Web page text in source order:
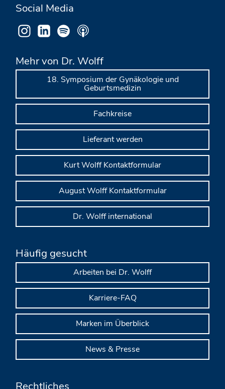
Social Media
Mehr von Dr. Wolff
18. Symposium der Gynäkologie und
Geburtsmedizin
Fachkreise
Lieferant werden
Kurt Wolff Kontaktformular
August Wolff Kontaktformular
Dr. Wolff international
Häufig gesucht
Arbeiten bei Dr. Wolff
Karriere-FAQ
Marken im Überblick
News & Presse
Rechtliches